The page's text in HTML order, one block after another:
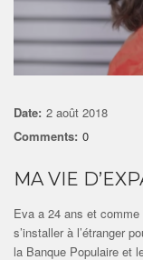
Date: 2 août 2018
Comments: 0
MA VIE
Eva a 24 ans et
s’installer à l’étranger
la Banque Populaire et